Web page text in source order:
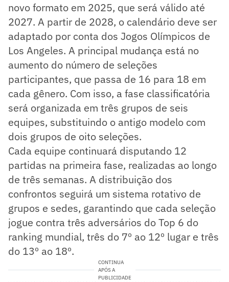
novo formato em 2025, que será válido até
2027. A partir de 2028, o calendário deve ser
adaptado por conta dos Jogos Olímpicos de
Los Angeles. A principal mudança está no
aumento do número de seleções
participantes, que passa de 16 para 18 em
cada gênero. Com isso, a fase classificatória
será organizada em três grupos de seis
equipes, substituindo o antigo modelo com
dois grupos de oito seleções.
Cada equipe continuará disputando 12
partidas na primeira fase, realizadas ao longo
de três semanas. A distribuição dos
confrontos seguirá um sistema rotativo de
grupos e sedes, garantindo que cada seleção
jogue contra três adversários do Top 6 do
ranking mundial, três do 7º ao 12º lugar e três
do 13º ao 18º.
CONTINUA
APÓS A
PUBLICIDADE